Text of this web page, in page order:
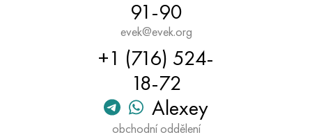
91-90
evek@evek.org
+1 (716) 524-
18-72
Alexey
obchodní oddělení
40XFA, 1,7223, AISI 4142
45HN2MFA, k2425, 45hnmf
A40G, 44smn28, 1.0762, 46s20